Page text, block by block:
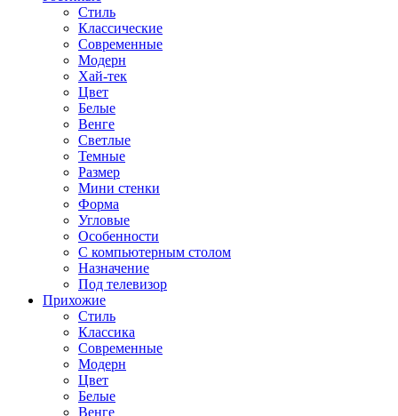
Стиль
Классические
Современные
Модерн
Хай-тек
Цвет
Белые
Венге
Светлые
Темные
Размер
Мини стенки
Форма
Угловые
Особенности
С компьютерным столом
Назначение
Под телевизор
Прихожие
Стиль
Классика
Современные
Модерн
Цвет
Белые
Венге